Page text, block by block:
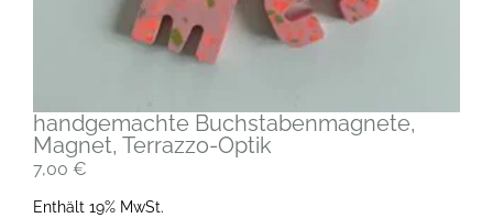
handgemachte Buchstabenmagnete,
Magnet, Terrazzo-Optik
7,00 €
Enthält 19% MwSt.